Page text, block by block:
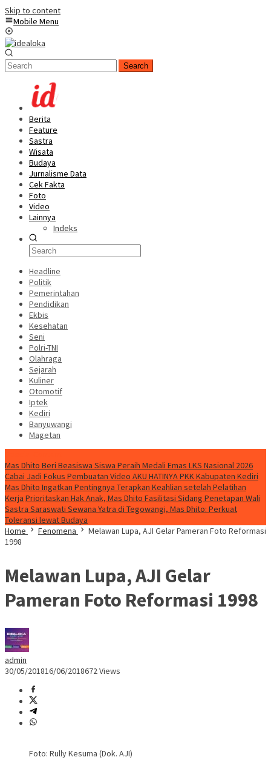
Skip to content
Mobile Menu
Search
Berita
Feature
Sastra
Wisata
Budaya
Jurnalisme Data
Cek Fakta
Foto
Video
Lainnya
Indeks
Headline
Politik
Pemerintahan
Pendidikan
Ekbis
Kesehatan
Seni
Polri-TNI
Olahraga
Sejarah
Kuliner
Otomotif
Iptek
Kediri
Banyuwangi
Magetan
Mas Dhito Beri Beasiswa Siswa Peraih Medali Emas LKS Nasional 2026
Cabai Jadi Fokus Pembuatan Video AKU HATINYA PKK Kabupaten Kediri
Mas Dhito Ingatkan Pentingnya Terapkan Keahlian setelah Pelatihan
Kerja Prioritaskan Hak Anak, Mas Dhito Fasilitasi Sidang Penetapan Wali
Sastra Saraswati Sewana Yatra di Tegowangi, Mas Dhito: Perkuat
Toleransi lewat Budaya
Home
Fenomena
Melawan Lupa, AJI Gelar Pameran Foto Reformasi
1998
Melawan Lupa, AJI Gelar
Pameran Foto Reformasi 1998
admin
30/05/201816/06/2018672 Views
Foto: Rully Kesuma (Dok. AJI)